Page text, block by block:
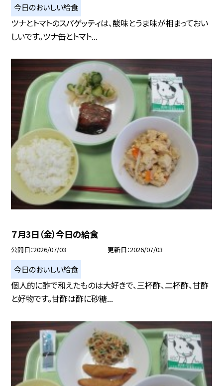
今日のおいしい給食
ツナとトマトのスパゲッティは、酸味とうま味が相まっておい
しいです。ツナ缶とトマト...
７月3日（金）今日の給食
公開日 2026/07/03 更新日 2026/07/03
今日のおいしい給食
個人的に酢で和えたものは大好きで、三杯酢、二杯酢、甘酢
と好物です。甘酢は酢に砂糖...